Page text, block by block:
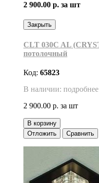
2 900.00 р. за шт
Закрыть
CLT 030C AL
потолочный
Код: 65823
В наличии: подробнее
2 900.00 р. за шт
В корзину
Отложить
Сравнить